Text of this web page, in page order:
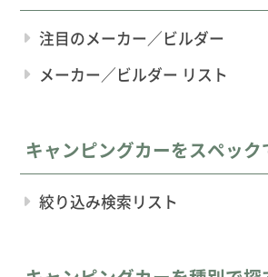
注目のメーカー／ビルダー
メーカー／ビルダー リスト
キャンピングカーをスペック
絞り込み検索リスト